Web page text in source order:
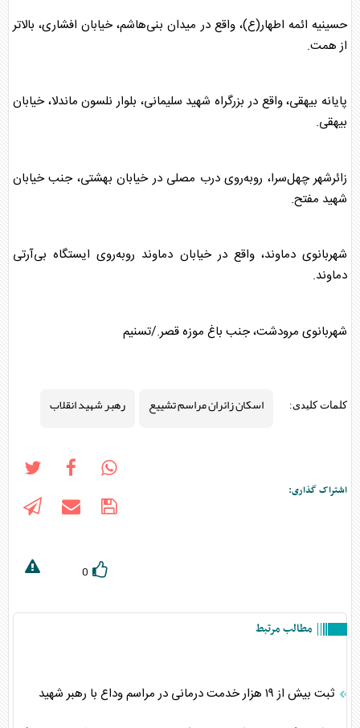
حسینیه ائمه اطهار(ع)، واقع در میدان بنی‌هاشم، خیابان افشاری، بالاتر
از همت.
پایانه بیهقی، واقع در بزرگراه شهید سلیمانی، بلوار نلسون ماندلا، خیابان
بیهقی.
زائرشهر چهل‌سرا، روبه‌روی درب مصلی در خیابان بهشتی، جنب خیابان
شهید مفتح.
شهربانوی دماوند، واقع در خیابان دماوند روبه‌روی ایستگاه بی‌آرتی
دماوند.
شهربانوی مرودشت، جنب باغ موزه قصر./تسنیم
کلمات کلیدی: اسکان زائران مراسم تشییع رهبر شهید انقلاب
اشتراک گذاری:
0
مطالب مرتبط
ثبت بیش از ۱۹ هزار خدمت درمانی در مراسم وداع با رهبر شهید